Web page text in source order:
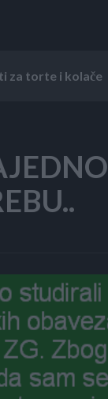
za torte i kolače